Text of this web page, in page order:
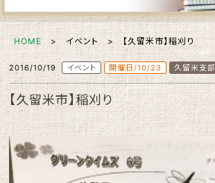
HOME> イベント > 【久留米市】稲刈り
2016/10/19 イベント 開催日/10/23 久留米支部
【久留米市】稲刈り